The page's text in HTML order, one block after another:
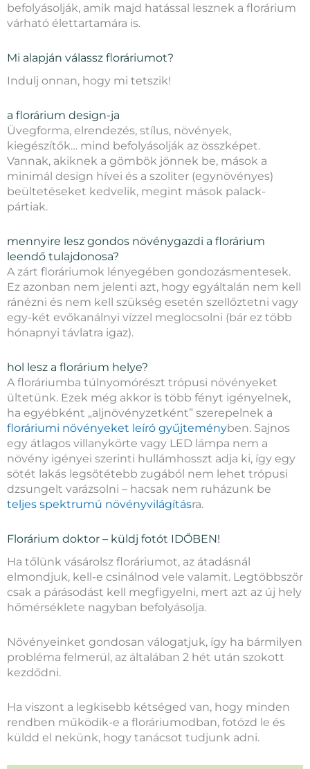
befolyásolják, amik majd hatással lesznek a florárium
várható élettartamára is.
Mi alapján válassz floráriumot?
Indulj onnan, hogy mi tetszik!
a florárium design-ja
Üvegforma, elrendezés, stílus, növények,
kiegészítők… mind befolyásolják az összképet.
Vannak, akiknek a gömbök jönnek be, mások a
minimál design hívei és a szoliter (egynövényes)
beültetéseket kedvelik, megint mások palack-
pártiak.
mennyire lesz gondos növénygazdi a florárium
leendő tulajdonosa?
A zárt floráriumok lényegében gondozásmentesek.
Ez azonban nem jelenti azt, hogy egyáltalán nem kell
ránézni és nem kell szükség esetén szellőztetni vagy
egy-két evőkanálnyi vízzel meglocsolni (bár ez több
hónapnyi távlatra igaz).
hol lesz a florárium helye?
A floráriumba túlnyomórészt trópusi növényeket
ültetünk. Ezek még akkor is több fényt igényelnek,
ha egyébként „aljnövényzetként” szerepelnek a
floráriumi növényeket leíró gyűjteményben. Sajnos
egy átlagos villanykörte vagy LED lámpa nem a
növény igényei szerinti hullámhosszt adja ki, így egy
sötét lakás legsötétebb zugából nem lehet trópusi
dzsungelt varázsolni – hacsak nem ruházunk be
teljes spektrumú növényvilágításra.
Florárium doktor – küldj fotót IDŐBEN!
Ha tőlünk vásárolsz floráriumot, az átadásnál
elmondjuk, kell-e csinálnod vele valamit. Legtöbbször
csak a párásodást kell megfigyelni, mert azt az új hely
hőmérséklete nagyban befolyásolja.
Növényeinket gondosan válogatjuk, így ha bármilyen
probléma felmerül, az általában 2 hét után szokott
kezdődni.
Ha viszont a legkisebb kétséged van, hogy minden
rendben működik-e a floráriumodban, fotózd le és
küldd el nekünk, hogy tanácsot tudjunk adni.